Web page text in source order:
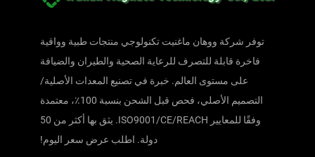
توفر شركة ووهان ماغنيت تكنولوجي منتجات طبية وواقية
فاخرة قابلة للتصرف للرعاية الصحية والطيران والضيافة
على مستوى العالم. خبرة في تصنيع المعدات الأصلية/
التصميم الأصلي، فحص قبل الشحن بنسبة 100٪، معتمدة
وفقًا للمعايير ISO9001/CE/REACH. يثق بها أكثر من 50
دولة. اطلب عرض سعر اليوم!